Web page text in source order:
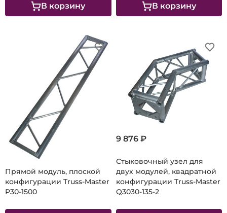
В корзину В корзину
Прямой модуль, плоской
конфигурации Truss-Master
P30-1500
Стыковочный узел для
двух модулей, квадратной
конфигурации Truss-Master
Q3030-135-2
9 876 ₽